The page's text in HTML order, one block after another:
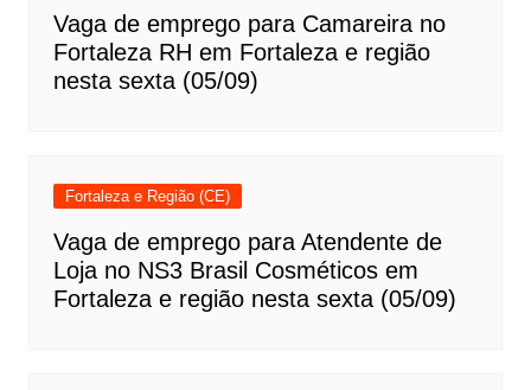
Vaga de emprego para Camareira no
Fortaleza RH em Fortaleza e região
nesta sexta (05/09)
Fortaleza e Região (CE)
Vaga de emprego para Atendente de
Loja no NS3 Brasil Cosméticos em
Fortaleza e região nesta sexta (05/09)